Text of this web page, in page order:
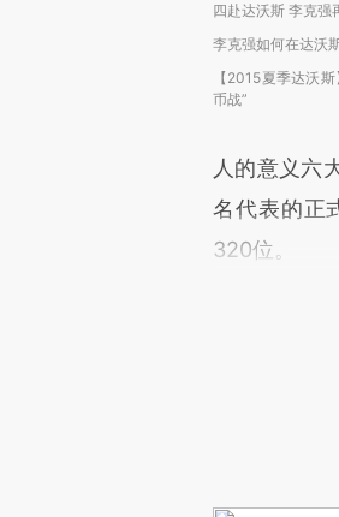
四赴达沃斯 李克强
李克强如何在达沃
【2015夏季达沃
币战”
人的意义六
名代表的正
320位。